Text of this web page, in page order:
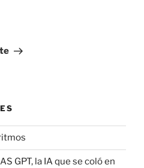
GPT, la IA que se coló en